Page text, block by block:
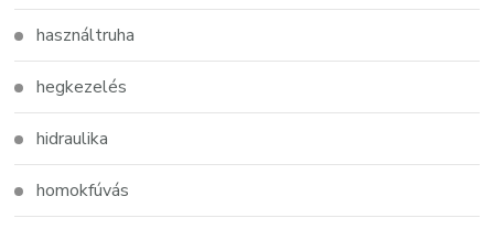
használtruha
hegkezelés
hidraulika
homokfúvás